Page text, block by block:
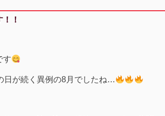
！
す
日が続く異例の8月でしたね…